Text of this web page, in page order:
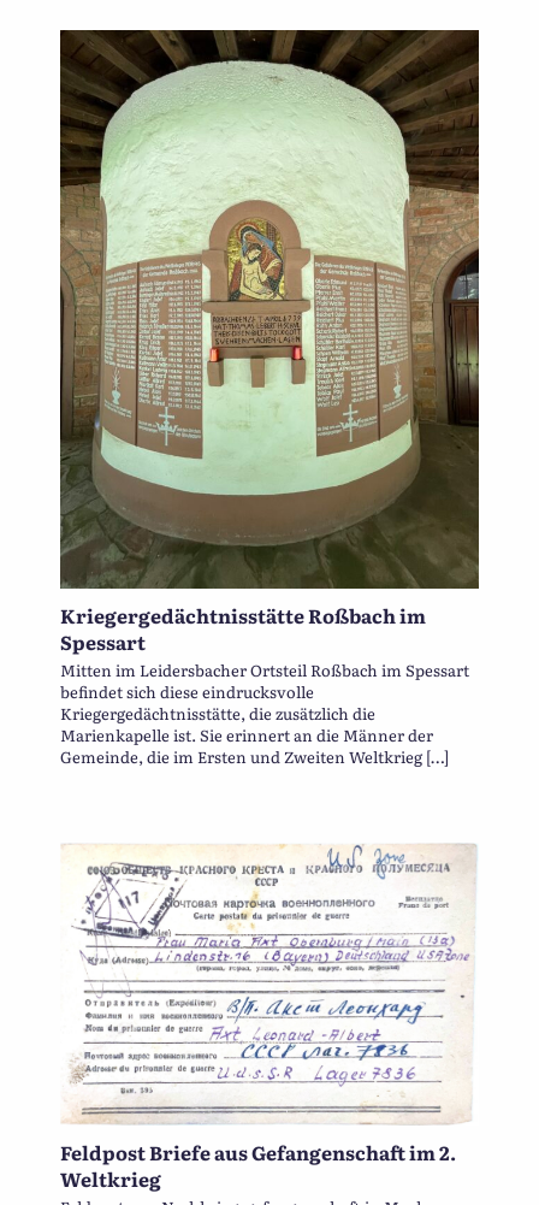
Kriegergedächtnisstätte Roßbach im
Spessart
Mitten im Leidersbacher Ortsteil Roßbach im Spessart
befindet sich diese eindrucksvolle
Kriegergedächtnisstätte, die zusätzlich die
Marienkapelle ist. Sie erinnert an die Männer der
Gemeinde, die im Ersten und Zweiten Weltkrieg […]
Feldpost Briefe aus Gefangenschaft im 2.
Weltkrieg